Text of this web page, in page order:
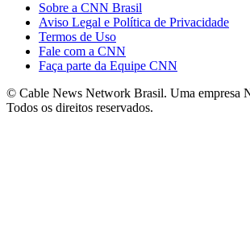
Sobre a CNN Brasil
Aviso Legal e Política de Privacidade
Termos de Uso
Fale com a CNN
Faça parte da Equipe CNN
© Cable News Network Brasil. Uma
Todos os direitos reservados.